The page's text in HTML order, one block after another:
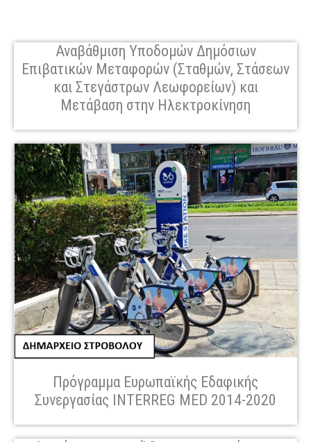
Αναβάθμιση Υποδομών Δημόσιων
Επιβατικών Μεταφορών (Σταθμών, Στάσεων
και Στεγάστρων Λεωφορείων) και
Μετάβαση στην Ηλεκτροκίνηση
Πρόγραμμα Ευρωπαϊκής Εδαφικής
Συνεργασίας INTERREG MED 2014-2020